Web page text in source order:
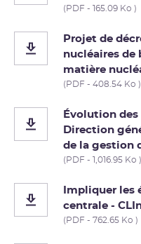
(PDF - 165.09 Ko )
Projet de
nucléaires de
matière
(PDF - 408.54 Ko )
Évolution des
Direction
de la gestion
(PDF - 1,016.95 Ko )
Impliquer les
centrale -
(PDF - 762.65 Ko )